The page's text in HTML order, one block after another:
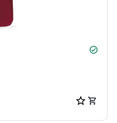
check_circle